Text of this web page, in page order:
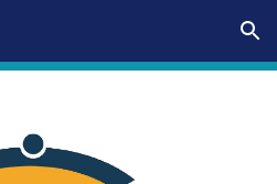
Skip to navigation